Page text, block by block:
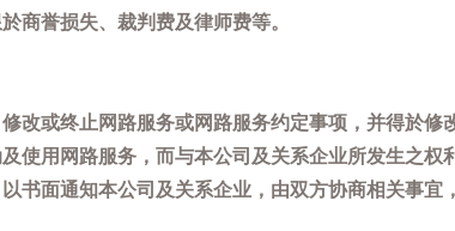
商誉损失、裁判费及律师费等。
改或终止网路服务或网路服务约定事项，并得於
使用网路服务，而与本公司及关系企业所发生之
书面通知本公司及关系企业，由双方协商相关事宜